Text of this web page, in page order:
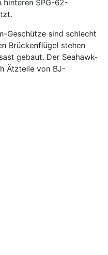
hinteren SPG-62-
Geschütze sind schlecht
Brückenflügel stehen
gebaut. Der Seahawk-
Ätzteile von BJ-